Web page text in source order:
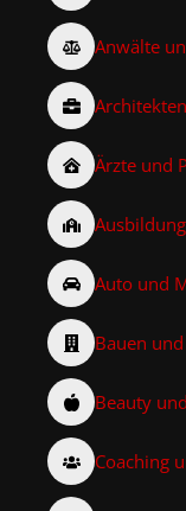
Anwälte
Ärzte und
Auto und
Bauen
Beauty
Coaching